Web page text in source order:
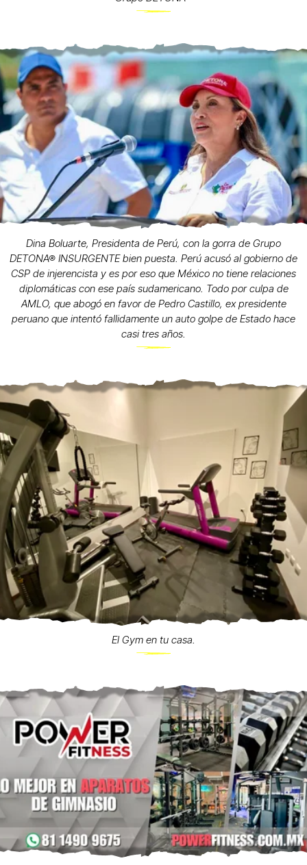
Dina Boluarte, Presidenta de Perú, con la gorra de Grupo
DETONA® INSURGENTE bien puesta. Perú acusó al gobierno de
CSP de injerencista y es por eso que México no tiene relaciones
diplomáticas con ese país sudamericano. Todo por culpa de
AMLO, que abogó en favor de Pedro Castillo, ex presidente
peruano que intentó fallidamente un auto golpe de Estado hace
casi tres años.
El Gym en tu casa.